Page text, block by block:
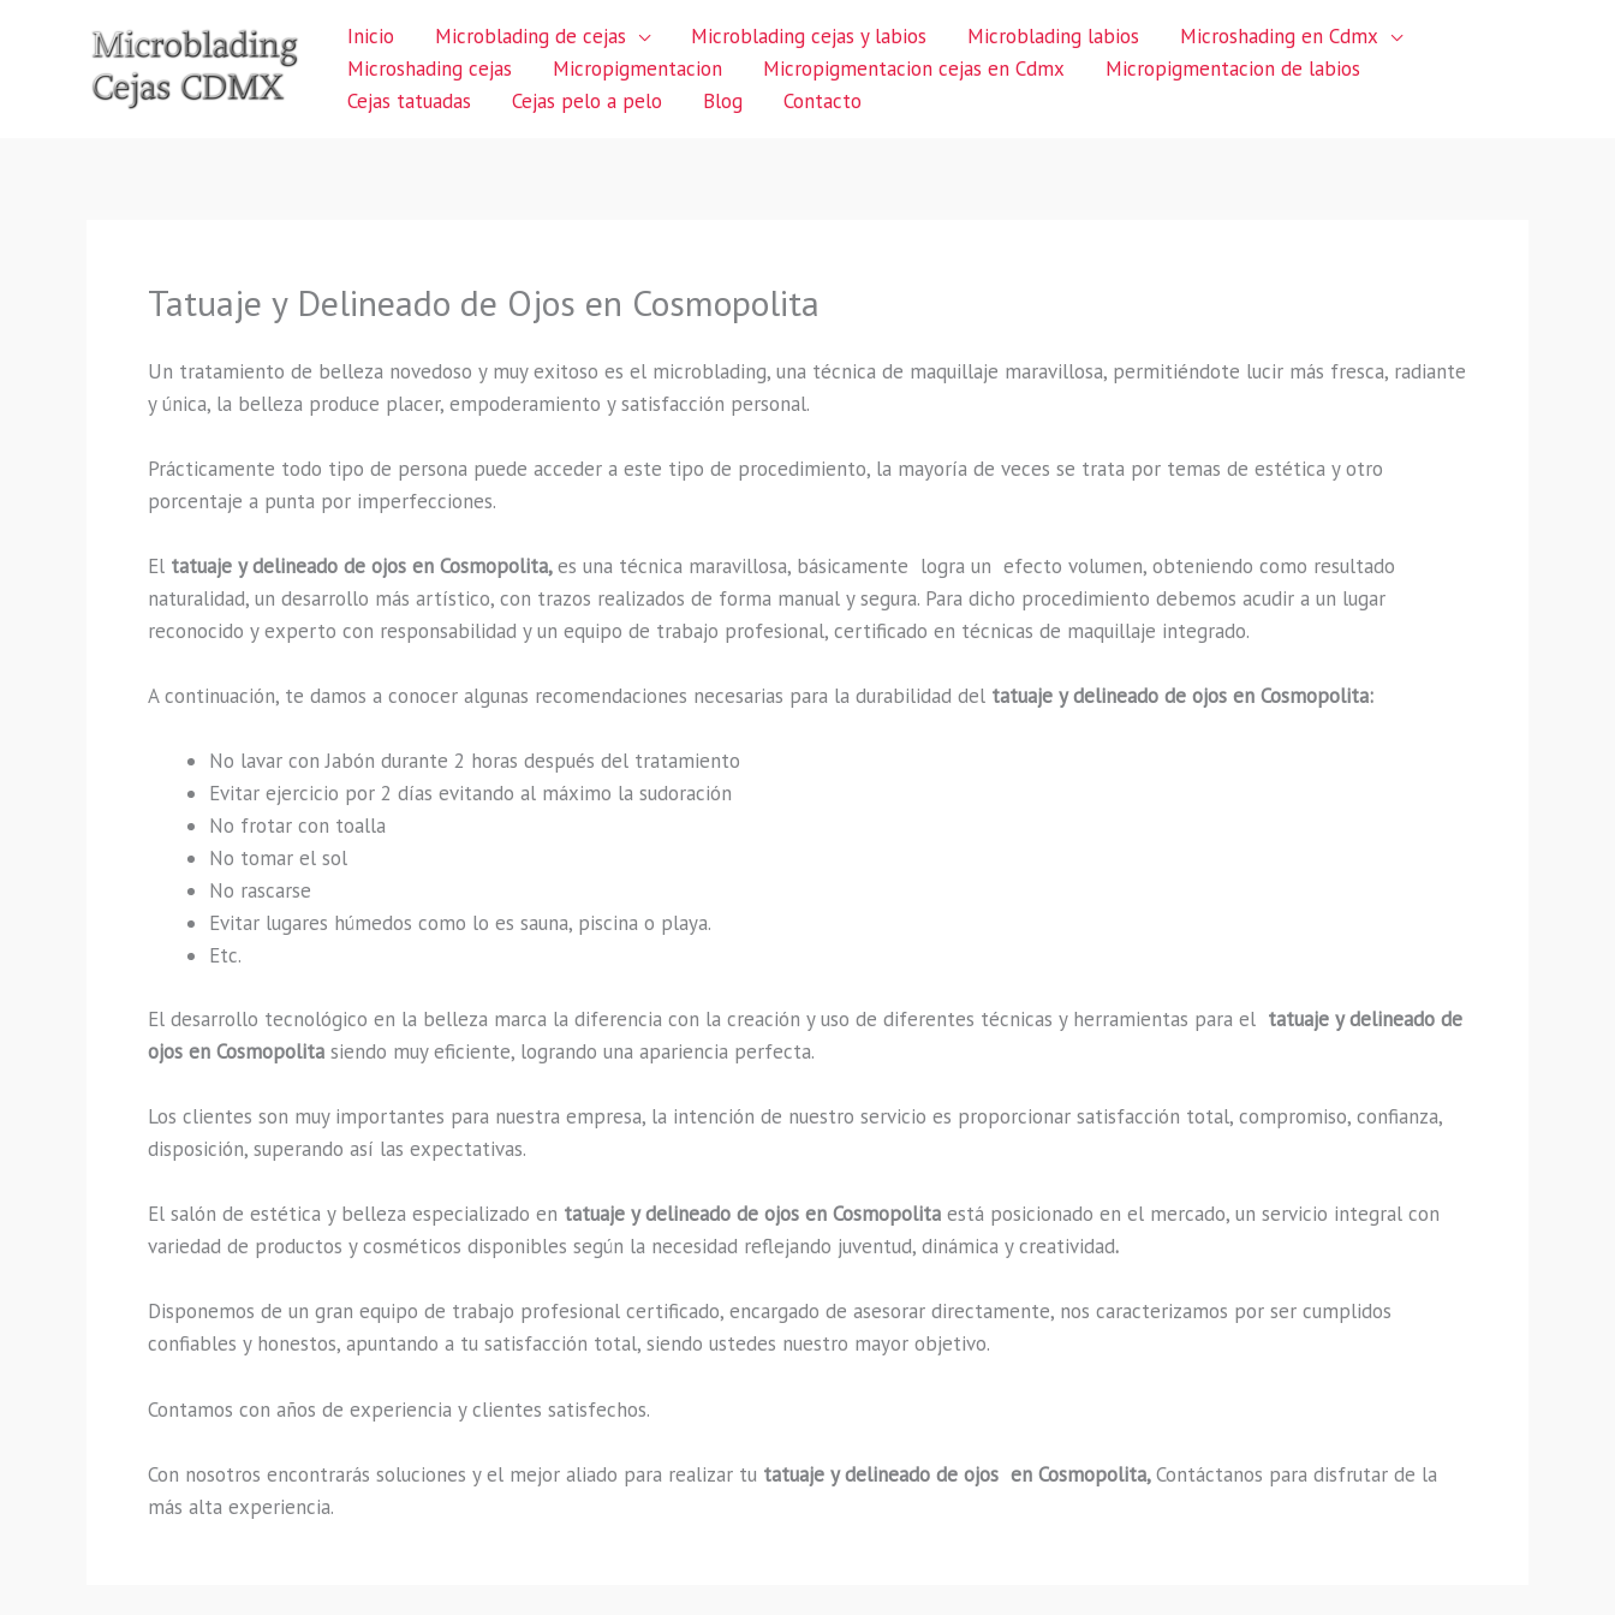
Inicio Microblading de cejas Microblading cejas y labios Microblading labios
Microshading en Cdmx
Microshading cejas
Micropigmentacion Micropigmentacion cejas en Cdmx
Micropigmentacion de labios
Cejas tatuadas
Cejas pelo a pelo Blog Contacto
Tatuaje y Delineado de Ojos en Cosmopolita
Un tratamiento de belleza novedoso y muy exitoso es el microblading, una técnica de maquillaje maravillosa, permitiéndote lucir más fresca, radiante
y única, la belleza produce placer, empoderamiento y satisfacción personal.
Prácticamente todo tipo de persona puede acceder a este tipo de procedimiento, la mayoría de veces se trata por temas de estética y otro
porcentaje a punta por imperfecciones.
El tatuaje y delineado de ojos en Cosmopolita,es una técnica maravillosa, básicamente logra un efecto volumen, obteniendo como resultado
naturalidad, un desarrollo más artístico, con trazos realizados de forma manual y segura. Para dicho procedimiento debemos acudir a un lugar
reconocido y experto con responsabilidad y un equipo de trabajo profesional, certificado en técnicas de maquillaje integrado.
A continuación, te damos a conocer algunas recomendaciones necesarias para la durabilidad del tatuaje y delineado de ojos en Cosmopolita:
No lavar con Jabón durante 2 horas después del tratamiento
Evitar ejercicio por 2 días evitando al máximo la sudoración
No frotar con toalla
No tomar el sol
No rascarse
Evitar lugares húmedos como lo es sauna, piscina o playa.
Etc.
El desarrollo tecnológico en la belleza marca la diferencia con la creación y uso de diferentes técnicas y herramientas para el tatuaje y delineado de
ojos en Cosmopolita siendo muy eficiente, logrando una apariencia perfecta.
Los clientes son muy importantes para nuestra empresa, la intención de nuestro servicio es proporcionar satisfacción total, compromiso, confianza,
disposición, superando así las expectativas.
El salón de estética y belleza especializado en tatuaje y delineado de ojos en Cosmopolita está posicionado en el mercado, un servicio integral con
variedad de productos y cosméticos disponibles según la necesidad reflejando juventud, dinámica y creatividad.
Disponemos de un gran equipo de trabajo profesional certificado, encargado de asesorar directamente, nos caracterizamos por ser cumplidos
confiables y honestos, apuntando a tu satisfacción total, siendo ustedes nuestro mayor objetivo.
Contamos con años de experiencia y clientes satisfechos.
Con nosotros encontrarás soluciones y el mejor aliado para realizar tu tatuaje y delineado de ojos en Cosmopolita,Contáctanos para disfrutar de la
más alta experiencia.